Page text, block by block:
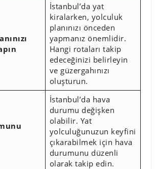
İstanbul’da yat
kiralarken, yolculuk
planınızı önceden
yapmanız önemlidir.
Hangi rotaları takip
edeceğinizi belirleyin
ve güzergahınızı
oluşturun.
İstanbul’da hava
durumu değişken
olabilir. Yat
yolculuğunuzun keyfini
çıkarabilmek için hava
durumunu düzenli
olarak takip edin.